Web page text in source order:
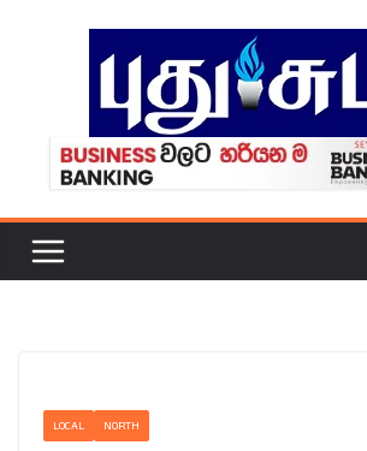
LOCAL NORTH